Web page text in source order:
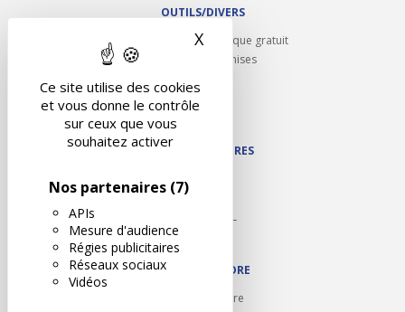
Ce site utilise des cookies
et vous donne le contrôle
sur ceux que vous
souhaitez activer
Nos partenaires (7)
APIs
Mesure d'audience
Régies publicitaires
Réseaux sociaux
Vidéos
X Masquer le bandeau des
OUTILS/DIVERS
Rappel contrôle technique gratuit
Partenariats/Remises
Contact
NOS PARTENAIRES
Autodidact
Karoil
Autovision PL
Motovision
NOUS REJOINDRE
Ouvrir un centre